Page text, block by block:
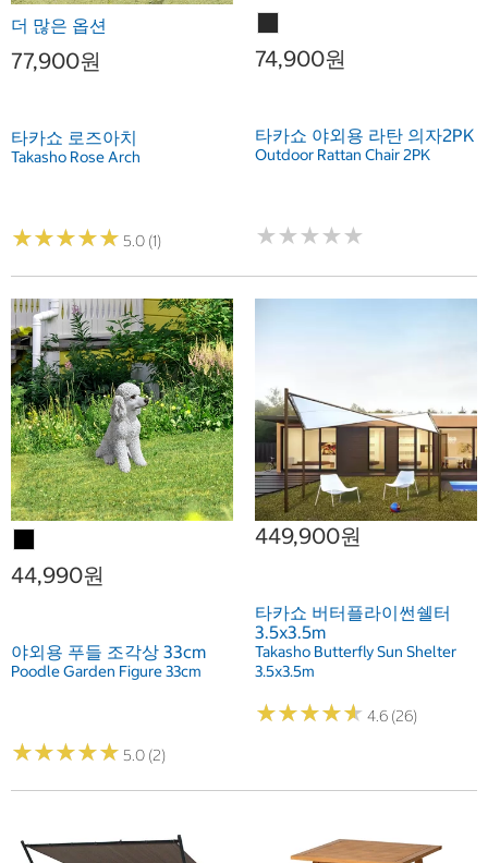
더 많은 옵션
77,900원
타카쇼 로즈아치
Takasho Rose Arch
★★★★★
★★★★★ 5.0 (1)
74,900원
타카쇼 야외용 라탄 의자2PK
Outdoor Rattan Chair 2PK
★★★★★
★★★★★
44,990원
야외용 푸들 조각상 33cm
Poodle Garden Figure 33cm
★★★★★
★★★★★ 5.0 (2)
449,900원
타카쇼 버터플라이썬쉘터
3.5x3.5m
Takasho Butterfly Sun Shelter
3.5x3.5m
★★★★★
★★★★★ 4.6 (26)